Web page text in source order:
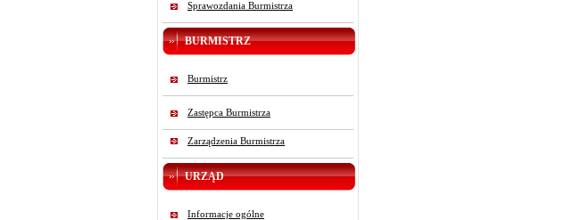
Sprawozdania Burmistrza
BURMISTRZ
Burmistrz
Zastępca Burmistrza
Zarządzenia Burmistrza
URZĄD
Informacje ogólne